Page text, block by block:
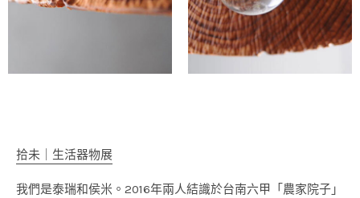
拾未｜生活器物展
我們是泰瑞和侯米。2016年兩人結識於台南六甲「農家院子」